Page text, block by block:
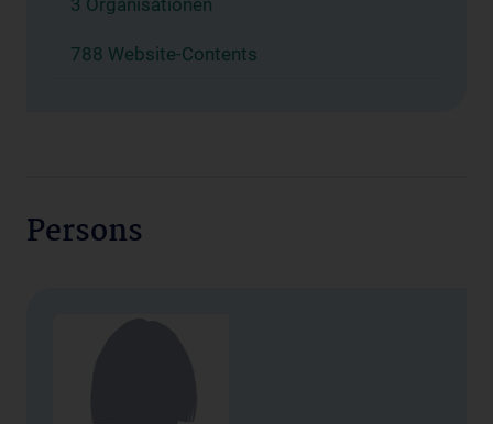
3 Organisationen
788 Website-Contents
Persons